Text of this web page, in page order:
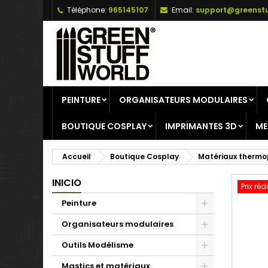
Téléphone: 965145107 Email:
PEINTURE ORGANISATEURS MODULAIRES
BOUTIQUE COSPLAY IMPRIMANTES 3D
Accueil Boutique Cosplay Matériaux
INICIO
Peinture
Organisateurs modulaires
Outils Modélisme
Prix